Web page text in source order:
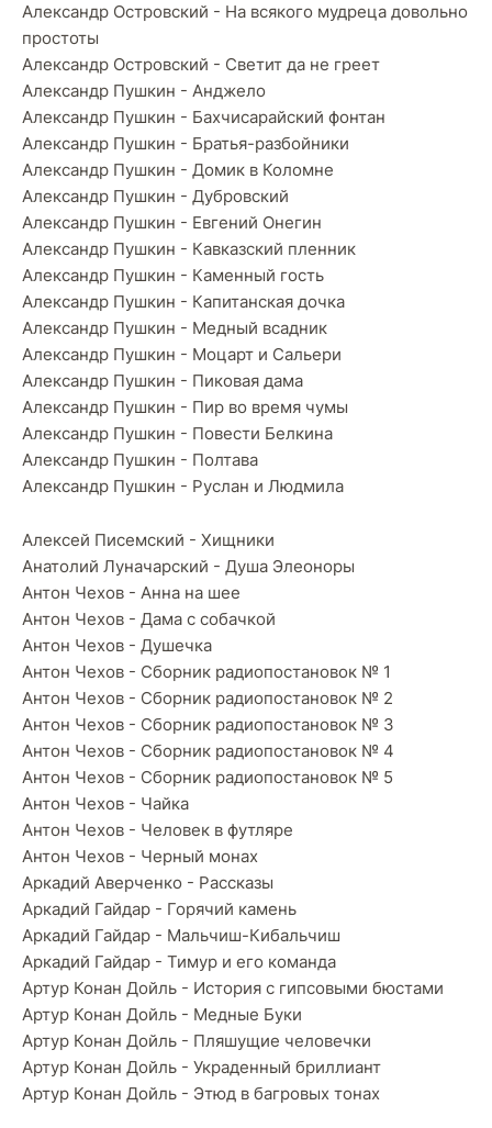
Александр Островский - На всякого мудреца довольно
простоты
Александр Островский - Светит да не греет
Александр Пушкин - Анджело
Александр Пушкин - Бахчисарайский фонтан
Александр Пушкин - Братья-разбойники
Александр Пушкин - Домик в Коломне
Александр Пушкин - Дубровский
Александр Пушкин - Евгений Онегин
Александр Пушкин - Кавказский пленник
Александр Пушкин - Каменный гость
Александр Пушкин - Капитанская дочка
Александр Пушкин - Медный всадник
Александр Пушкин - Моцарт и Сальери
Александр Пушкин - Пиковая дама
Александр Пушкин - Пир во время чумы
Александр Пушкин - Повести Белкина
Александр Пушкин - Полтава
Александр Пушкин - Руслан и Людмила
Алексей Писемский - Хищники
Анатолий Луначарский - Душа Элеоноры
Антон Чехов - Анна на шее
Антон Чехов - Дама с собачкой
Антон Чехов - Душечка
Антон Чехов - Сборник радиопостановок № 1
Антон Чехов - Сборник радиопостановок № 2
Антон Чехов - Сборник радиопостановок № 3
Антон Чехов - Сборник радиопостановок № 4
Антон Чехов - Сборник радиопостановок № 5
Антон Чехов - Чайка
Антон Чехов - Человек в футляре
Антон Чехов - Черный монах
Аркадий Аверченко - Рассказы
Аркадий Гайдар - Горячий камень
Аркадий Гайдар - Мальчиш-Кибальчиш
Аркадий Гайдар - Тимур и его команда
Артур Конан Дойль - История с гипсовыми бюстами
Артур Конан Дойль - Медные Буки
Артур Конан Дойль - Пляшущие человечки
Артур Конан Дойль - Украденный бриллиант
Артур Конан Дойль - Этюд в багровых тонах